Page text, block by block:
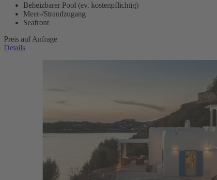
Beheizbarer Pool (ev. kostenpflichtig)
Meer-/Strandzugang
Seafront
Preis auf Anfrage
Details